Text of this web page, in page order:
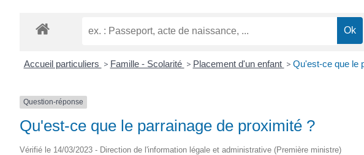
Accueil particuliers > Famille - Scolarité > Placement d'un enfant > Qu'est-ce que le
Question-réponse
Qu'est-ce que le parrainage de proximité ?
Vérifié le 14/03/2023 - Direction de l'information légale et administrative (Première ministre)